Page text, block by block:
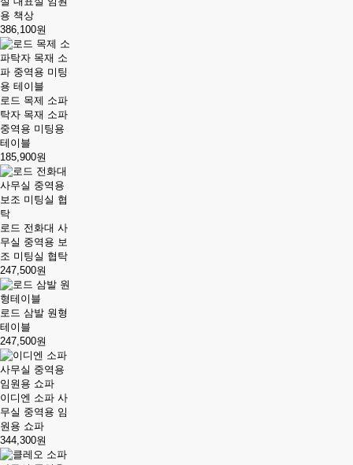
용 책상
386,100원
로드 목제 소파
탁자 목재 소파
중역용 미팅용
테이블
185,900원
로드 전화대 사
무실 중역용 보
조 미팅실 협탁
247,500원
로드 삼발 원형
테이블
247,500원
이디엔 소파 사
무실 중역용 임
원용 쇼파
344,300원